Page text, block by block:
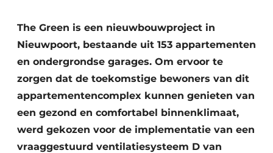
Brandbeveiliging
Ventilatie
Warmtepompen
The Green is een nieuwbouwproject in
Nieuwpoort, bestaande uit 153 appartementen
en ondergrondse garages. Om ervoor te
zorgen dat de toekomstige bewoners van dit
appartementencomplex kunnen genieten van
een gezond en comfortabel binnenklimaat,
werd gekozen voor de implementatie van een
vraaggestuurd ventilatiesysteem D van